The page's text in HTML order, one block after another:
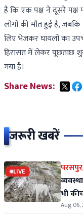
है कि एक पक्ष ने दूसरे पक्ष
लोगों की मौत हुई है,
लिए भेजकर घायलों का
हिरासत में लेकर पूछताछ
गया है।
Share News:
जरूरी खबरें
LIVE
भी
Aug 06,